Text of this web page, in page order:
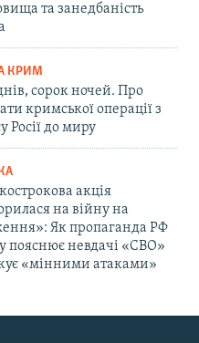
та занедбаність
КРИМ
сорок ночей. Про
кримської операції з
Росії до миру
акція
на війну на
Як пропаганда РФ
пояснює невдачі «СВО»
«мінними атаками»